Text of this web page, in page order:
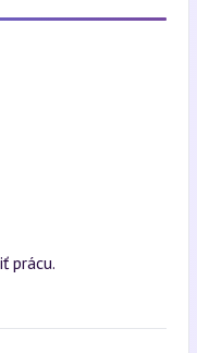
prácu.